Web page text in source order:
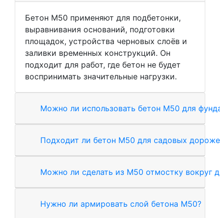
Бетон М50 применяют для подбетонки,
выравнивания оснований, подготовки
площадок, устройства черновых слоёв и
заливки временных конструкций. Он
подходит для работ, где бетон не будет
воспринимать значительные нагрузки.
Можно ли использовать бетон М50 для
Подходит ли бетон М50 для садовых
Можно ли сделать из М50 отмостку вокруг
Нужно ли армировать слой бетона М50?